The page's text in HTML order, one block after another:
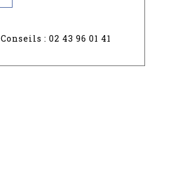
Conseils : 02 43 96 01 41